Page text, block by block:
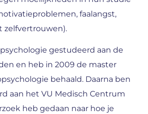
faalangst,
zelfvertrouwen).
gestudeerd aan de
en heb in 2009 de master
behaald. Daarna ben
aan het VU Medisch Centrum
heb gedaan naar hoe je